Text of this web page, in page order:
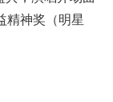
精神奖（明星